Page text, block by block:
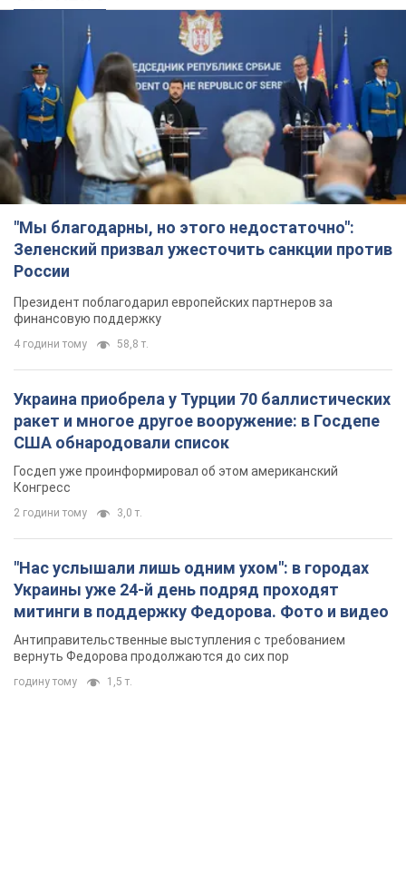
"Мы благодарны, но этого недостаточно":
Зеленский призвал ужесточить санкции против
России
Президент поблагодарил европейских партнеров за
финансовую поддержку
4 години тому 58,8 т.
Украина приобрела у Турции 70 баллистических
ракет и многое другое вооружение: в Госдепе
США обнародовали список
Госдеп уже проинформировал об этом американский
Конгресс
2 години тому 3,0 т.
"Нас услышали лишь одним ухом": в городах
Украины уже 24-й день подряд проходят
митинги в поддержку Федорова. Фото и видео
Антиправительственные выступления с требованием
вернуть Федорова продолжаются до сих пор
годину тому 1,5 т.